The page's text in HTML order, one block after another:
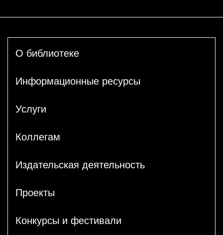
О библиотеке
Информационные ресурсы
Услуги
Коллегам
Издательская деятельность
Проекты
Конкурсы и фестивали